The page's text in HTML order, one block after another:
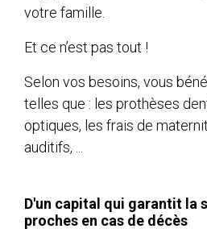
votre famille.
Et ce n’est pas tout !
Selon vos besoins, vous
telles que : les prothèses
optiques, les frais de
auditifs, ...
D'un capital qui garantit la
proches en cas de décès